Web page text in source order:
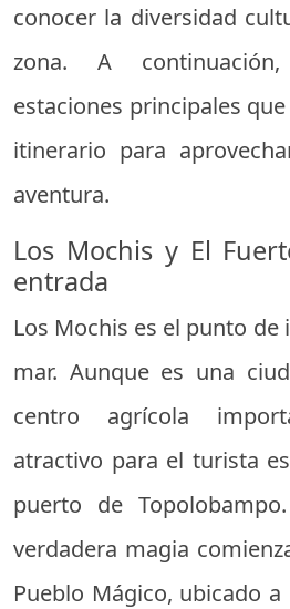
conocer la diversidad
zona. A
estaciones principales
itinerario para
aventura.
Los Mochis y El
entrada
Los Mochis es el punto de
mar. Aunque es una
centro agrícola
atractivo para el turista
puerto de
verdadera magia
Pueblo Mágico, ubicado